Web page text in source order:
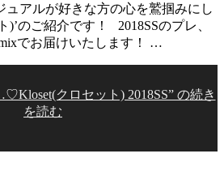
ュアルが好きな方の心を鷲掴みにし
)’のご紹介です！ 2018SSのプレ、
でお届けいたします！ …
クロセット) 2018SS” の続き
を読む